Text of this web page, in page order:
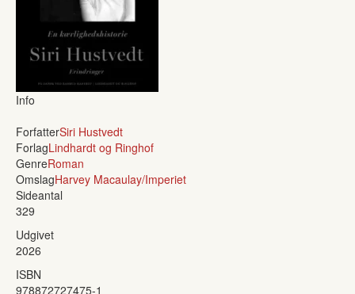
Info
ForfatterSiri Hustvedt
ForlagLindhardt og Ringhof
GenreRoman
OmslagHarvey Macaulay/Imperiet
Sideantal
329
Udgivet
2026
ISBN
978872727475-1